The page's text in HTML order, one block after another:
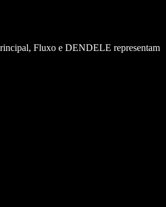
Fluxo e DENDELE representam